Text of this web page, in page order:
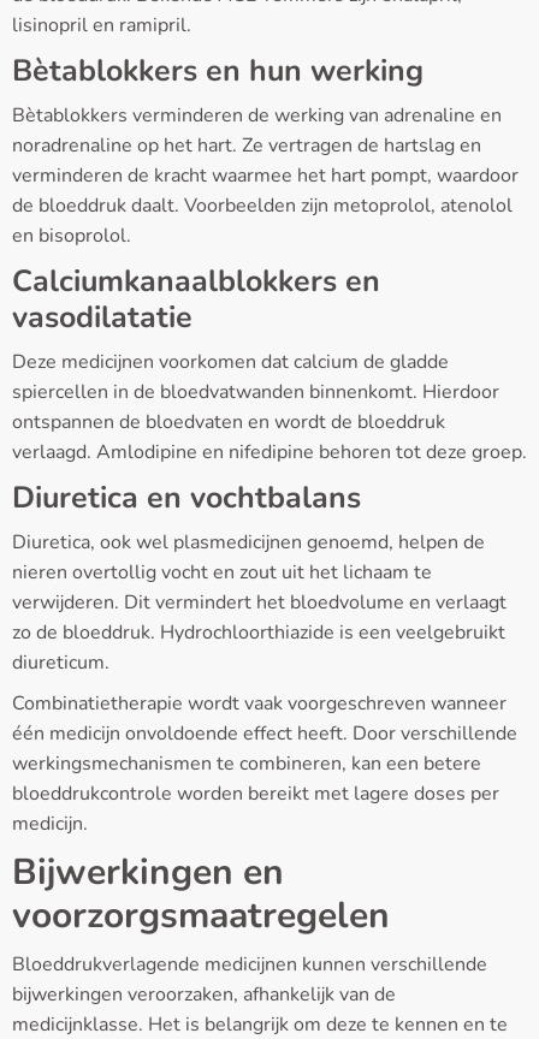
lisinopril en ramipril.
Bètablokkers en hun werking
Bètablokkers verminderen de werking van adrenaline en
noradrenaline op het hart. Ze vertragen de hartslag en
verminderen de kracht waarmee het hart pompt, waardoor
de bloeddruk daalt. Voorbeelden zijn metoprolol, atenolol
en bisoprolol.
Calciumkanaalblokkers en
vasodilatatie
Deze medicijnen voorkomen dat calcium de gladde
spiercellen in de bloedvatwanden binnenkomt. Hierdoor
ontspannen de bloedvaten en wordt de bloeddruk
verlaagd. Amlodipine en nifedipine behoren tot deze groep.
Diuretica en vochtbalans
Diuretica, ook wel plasmedicijnen genoemd, helpen de
nieren overtollig vocht en zout uit het lichaam te
verwijderen. Dit vermindert het bloedvolume en verlaagt
zo de bloeddruk. Hydrochloorthiazide is een veelgebruikt
diureticum.
Combinatietherapie wordt vaak voorgeschreven wanneer
één medicijn onvoldoende effect heeft. Door verschillende
werkingsmechanismen te combineren, kan een betere
bloeddrukcontrole worden bereikt met lagere doses per
medicijn.
Bijwerkingen en
voorzorgsmaatregelen
Bloeddrukverlagende medicijnen kunnen verschillende
bijwerkingen veroorzaken, afhankelijk van de
medicijnklasse. Het is belangrijk om deze te kennen en te